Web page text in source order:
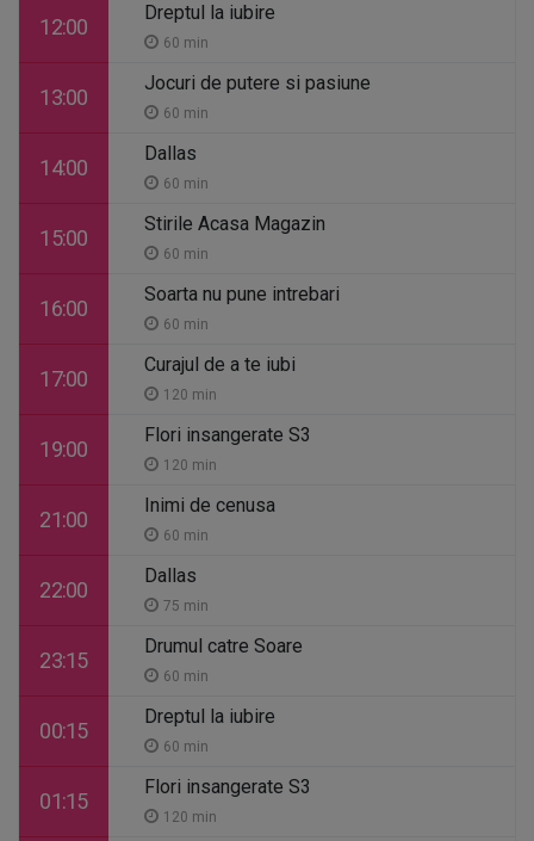
12:00
Dreptul la iubire
60 min
13:00
Jocuri de putere si pasiune
60 min
14:00
Dallas
60 min
15:00
Stirile Acasa Magazin
60 min
16:00
Soarta nu pune intrebari
60 min
17:00
Curajul de a te iubi
120 min
19:00
Flori insangerate S3
120 min
21:00
Inimi de cenusa
60 min
22:00
Dallas
75 min
23:15
Drumul catre Soare
60 min
00:15
Dreptul la iubire
60 min
01:15
Flori insangerate S3
120 min